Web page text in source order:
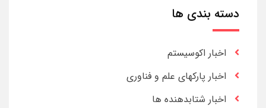
دسته بندی ها
اخبار اکوسیستم
اخبار پارکهای علم و فناوری
اخبار شتابدهنده ها